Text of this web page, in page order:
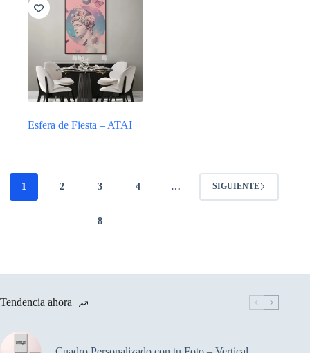
Esfera de Fiesta – ATAI
1 2 3 4 …
8
SIGUIENTE
Tendencia ahora